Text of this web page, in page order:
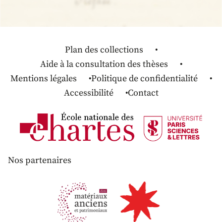
Plan des collections
Aide à la consultation des thèses
Mentions légales
Politique de confidentialité
Accessibilité
Contact
Nos partenaires